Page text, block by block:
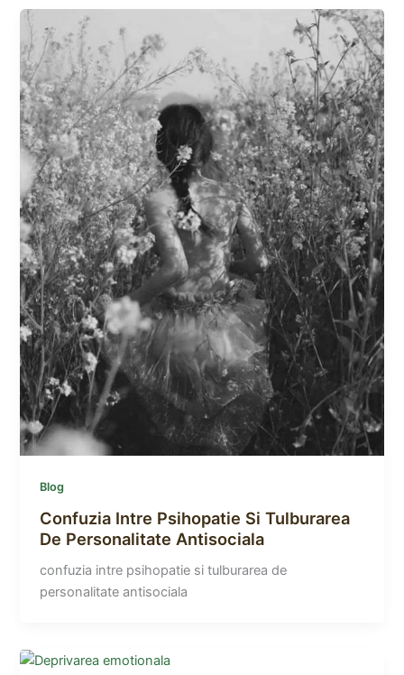
Blog
Confuzia Intre Psihopatie Si Tulburarea
De Personalitate Antisociala
confuzia intre psihopatie si tulburarea de
personalitate antisociala